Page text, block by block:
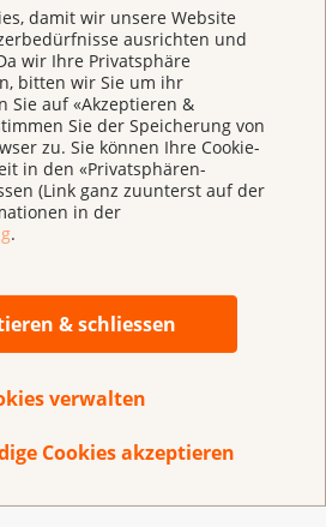
damit wir unsere Website
ausrichten und
wir Ihre Privatsphäre
bitten wir Sie um ihr
Sie auf «Akzeptieren &
Sie der Speicherung von
zu. Sie können Ihre Cookie-
in den «Privatsphären-
(Link ganz zuunterst auf der
in der
.
& schliessen
verwalten
Cookies akzeptieren
Plattformen, um miteinander
und sich auszutauschen.
«Richtlinien für die
Krebserkrankung bei Kindern,
Erwachsenen» fördert die
die internationale
Fachpersonen aus vier
Verbesserung der Chancen
Partnerschaften verbinden
Wertschätzung, zu